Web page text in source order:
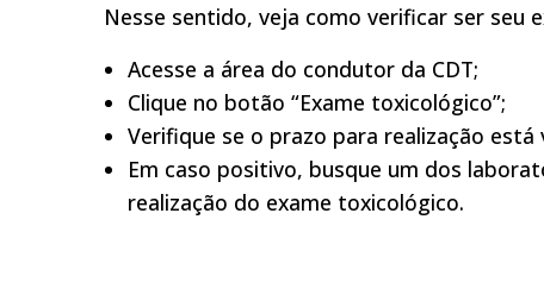
Nesse sentido, veja como verificar ser seu
Acesse a área do condutor da CDT;
Clique no botão “Exame toxicológico”;
Verifique se o prazo para realização está
Em caso positivo, busque um dos
realização do exame toxicológico.